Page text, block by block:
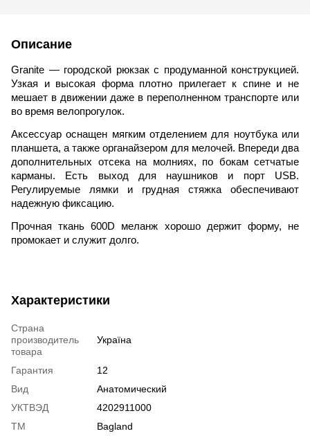
Описание
Granite — городской рюкзак с продуманной конструкцией.
Узкая и высокая форма плотно прилегает к спине и не
мешает в движении даже в переполненном транспорте или
во время велопрогулок.
Аксессуар оснащен мягким отделением для ноутбука или
планшета, а также органайзером для мелочей. Впереди два
дополнительных отсека на молниях, по бокам сетчатые
карманы. Есть выход для наушников и порт USB.
Регулируемые лямки и грудная стяжка обеспечивают
надежную фиксацию.
Прочная ткань 600D меланж хорошо держит форму, не
промокает и служит долго.
Характеристики
Страна
производитель
товара
Україна
Гарантия
12
Вид
Анатомический
УКТВЭД
4202911000
ТМ
Bagland